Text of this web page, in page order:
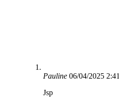
Pauline 06/04/2025 2:41
Jsp